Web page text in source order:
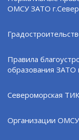
ОМСУ ЗАТО
Правила
образования ЗАТО
Североморская ТИК
Организации ОМСУ
– на
ВЕРНУТЬСЯ НАЗАД